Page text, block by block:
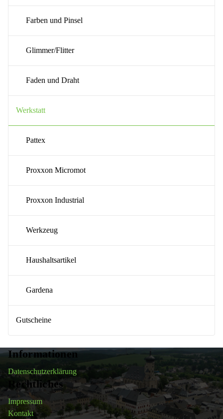
Farben und Pinsel
Glimmer/Flitter
Faden und Draht
Werkstatt
Pattex
Proxxon Micromot
Proxxon Industrial
Werkzeug
Haushaltsartikel
Gardena
Gutscheine
Informationen
Datenschutzerklärung
Rechtliches
Impressum
Kontakt